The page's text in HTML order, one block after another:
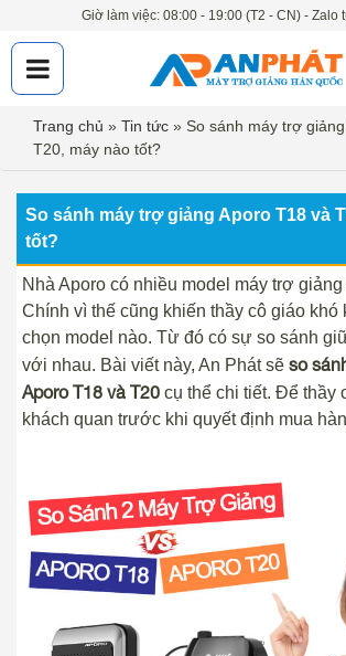
Giờ làm việc: 08:00 - 19:00 (T2 - CN) - Zalo
Trang chủ » Tin tức » So sánh máy trợ
T20, máy nào tốt?
So sánh máy trợ giảng Aporo T18 và
tốt?
Nhà Aporo có nhiều model máy trợ
Chính vì thế cũng khiến thầy cô giáo khó
chọn model nào. Từ đó có sự so sánh
với nhau. Bài viết này, An Phát sẽ so
Aporo T18 và T20 cụ thể chi tiết. Để thầy
khách quan trước khi quyết định mua